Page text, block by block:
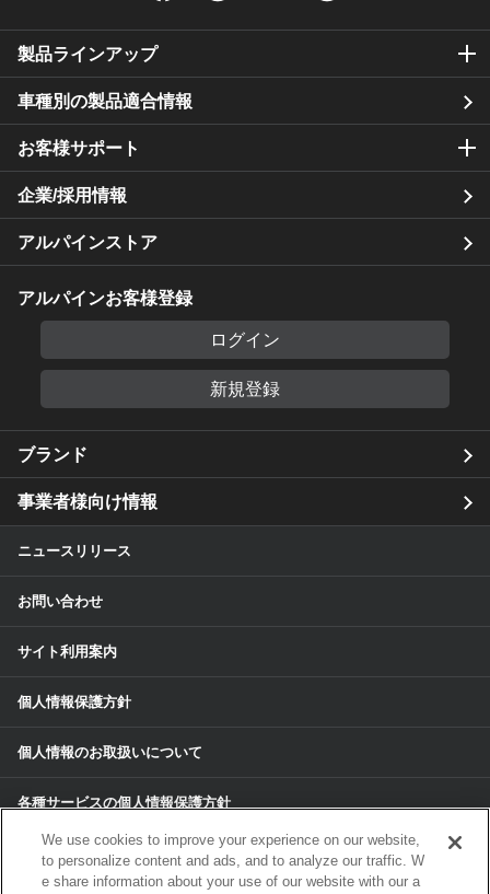
製品ラインアップ
車種別の製品適合情報
お客様サポート
企業/採用情報
アルパインストア
アルパインお客様登録
ログイン
新規登録
ブランド
事業者様向け情報
ニュースリリース
お問い合わせ
サイト利用案内
個人情報保護方針
個人情報のお取扱いについて
各種サービスの個人情報保護方針
サイトマップ
We use cookies to improve your experience on our website,
to personalize content and ads, and to analyze our traffic. W
e share information about your use of our website with our a